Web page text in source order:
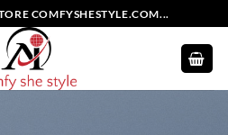
COMFYSHESTYLE.COM...